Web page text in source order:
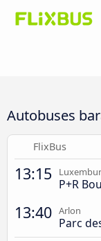
Autobuses
FlixBus
13:15
P+R
13:40 Arlon
Parc